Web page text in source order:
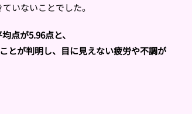
いないことでした。
点が5.96点と、
とが判明し、目に見えない疲労や不調が